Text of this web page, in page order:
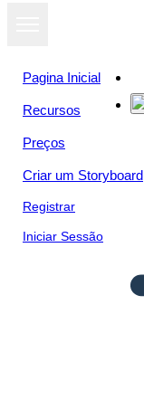
Pagina Inicial
Recursos
Preços
Criar um Storyboard
Registrar
Iniciar Sessão